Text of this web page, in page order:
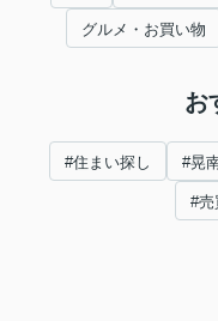
グルメ・お買い物
お
#住まい探し #晃
#売